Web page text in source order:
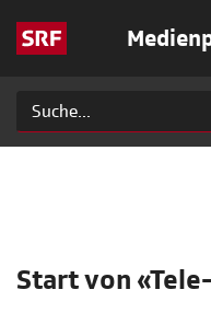
Start von